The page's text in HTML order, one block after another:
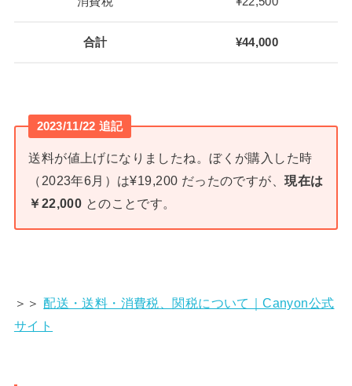
合計 ¥44,000
2023/11/22 追記
送料が値上げになりましたね。ぼくが購入した時
（2023年6月）は¥19,200 だったのですが、現在は
￥22,000 とのことです。
＞＞配送・送料・消費税、関税について｜Canyon公式
サイト